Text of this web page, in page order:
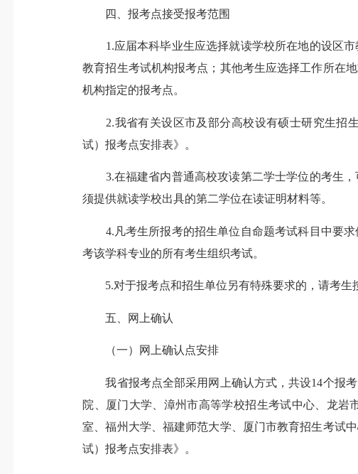
四、报考点接受报考范围
1.应届本科毕业生应选择就读学校所在地的设区市
教育招生考试机构报考点；其他考生应选择工作所在
机构指定的报考点。
2.我省有关设区市及部分高校设有硕士研究生招生
试）报考点安排表》。
3.在福建省内普通高校攻读第二学士学位的考生，
须提供就读学校出具的第二学位在读证明材料等。
4.凡考生所报考的招生单位自命题考试科目中要求
考该学科专业的所有考生组织考试。
5.对于报考点和招生单位另有特殊要求的，请考生
五、网上确认
（一）网上确认点安排
我省报考点全部采用网上确认方式，共设14个报考
院、厦门大学、漳州市高等学校招生考试中心、龙
室、福州大学、福建师范大学、厦门市教育招生考试
试）报考点安排表》。